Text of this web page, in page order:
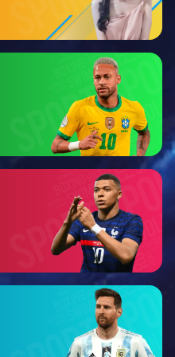
CF3(PL)，CF8M(R)，
等
，请随时给我们发电子邮件